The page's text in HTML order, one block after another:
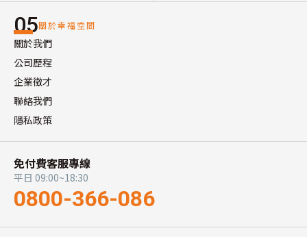
05關於幸福空間
關於我們
公司歷程
企業徵才
聯絡我們
隱私政策
免付費客服專線
平日 09:00~18:30
0800-366-086